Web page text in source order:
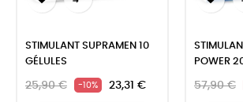
STIMULANT SUPRAMEN 10
GÉLULES
25,90 € -10% 23,31 €
POWER
57,90 €